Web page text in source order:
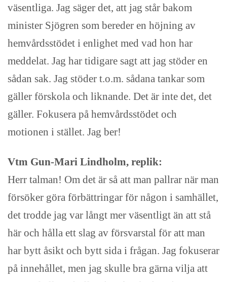
väsentliga. Jag säger det, att jag står bakom
minister Sjögren som bereder en höjning av
hemvårdsstödet i enlighet med vad hon har
meddelat. Jag har tidigare sagt att jag stöder en
sådan sak. Jag stöder t.o.m. sådana tankar som
gäller förskola och liknande. Det är inte det, det
gäller. Fokusera på hemvårdsstödet och
motionen i stället. Jag ber!
Vtm Gun-Mari Lindholm, replik:
Herr talman! Om det är så att man pallrar när man
försöker göra förbättringar för någon i samhället,
det trodde jag var långt mer väsentligt än att stå
här och hålla ett slag av försvarstal för att man
har bytt åsikt och bytt sida i frågan. Jag fokuserar
på innehållet, men jag skulle bra gärna vilja att